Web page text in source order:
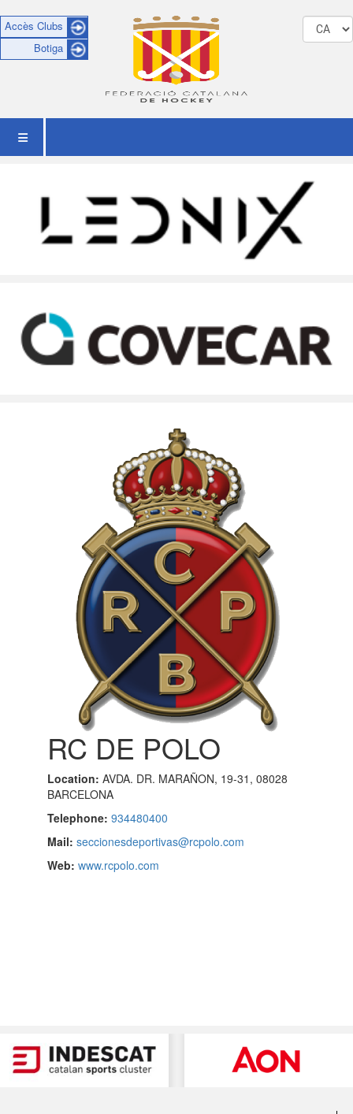
Accès Clubs
Botiga
RC DE POLO
Location: AVDA. DR. MARAÑON, 19-31, 08028
BARCELONA
Telephone: 934480400
Mail: seccionesdeportivas@rcpolo.com
Web: www.rcpolo.com